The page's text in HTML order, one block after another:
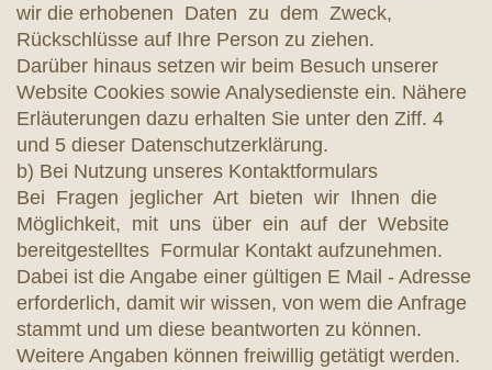
wir die erhobenen Daten zu dem Zweck,
Rückschlüsse auf Ihre Person zu ziehen.
Darüber hinaus setzen wir beim Besuch unserer
Website Cookies sowie Analysedienste ein. Nähere
Erläuterungen dazu erhalten Sie unter den Ziff. 4
und 5 dieser Datenschutzerklärung.
b) Bei Nutzung unseres Kontaktformulars
Bei Fragen jeglicher Art bieten wir Ihnen die
Möglichkeit, mit uns über ein auf der Website
bereitgestelltes Formular Kontakt aufzunehmen.
Dabei ist die Angabe einer gültigen E Mail - Adresse
erforderlich, damit wir wissen, von wem die Anfrage
stammt und um diese beantworten zu können.
Weitere Angaben können freiwillig getätigt werden.